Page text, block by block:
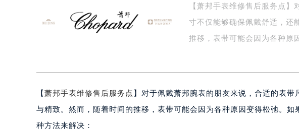
宁波市江北区大闸南路500号来福士广场办公楼20层
杭州市上城区钱江路1366号华润大厦写字楼A座5层503-
金华市金东区东市南街777号金华万达广场写字楼4号楼
南昌市红谷滩新区红谷中大道998号绿地双子塔（中央广
济南市历下区经十路11111号华润中心写字楼（万象城）
广州市天河区天河路230号万菱汇国际中心写字楼A塔7层
【萧邦手表维修售后服务点
寸不仅能够确保佩戴舒适，还
推移，表带可能会因为各种原
【萧邦手表维修售后服务点 】对于佩戴萧邦腕表的朋友来说，合适的表
与精致。然而，随着时间的推移，表带可能会因为各种原因变得松弛。
种方法来解决：